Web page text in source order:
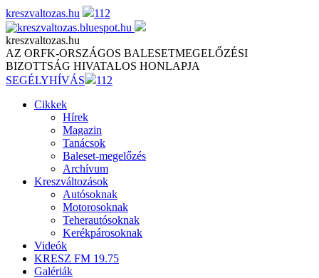
Skip
to
content
kreszvaltozas.hu 112
kreszvaltozas.hu
AZ ORFK-ORSZÁGOS BALESETMEGELŐZÉSI
BIZOTTSÁG HIVATALOS HONLAPJA
SEGÉLYHÍVÁS
112
Cikkek
Hírek
Magazin
Tanácsok
Baleset-megelőzés
Archívum
Kreszváltozások
Autósoknak
Motorosoknak
Teherautósoknak
Kerékpárosoknak
Videók
KRESZ FM 19.75
Galériák